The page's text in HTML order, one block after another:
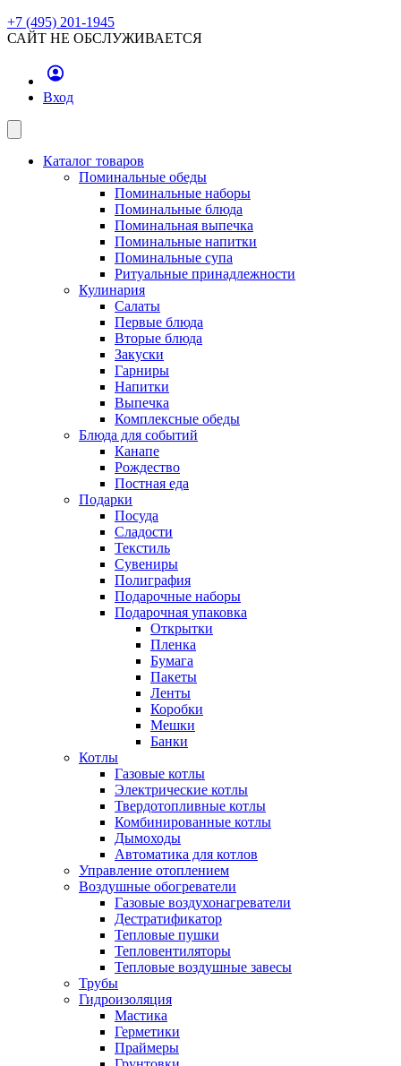
+7 (495) 201-1945
САЙТ НЕ ОБСЛУЖИВАЕТСЯ
Вход
Каталог товаров
Поминальные обеды
Поминальные наборы
Поминальные блюда
Поминальная выпечка
Поминальные напитки
Поминальные супа
Ритуальные принадлежности
Кулинария
Салаты
Первые блюда
Вторые блюда
Закуски
Гарниры
Напитки
Выпечка
Комплексные обеды
Блюда для событий
Канапе
Рождество
Постная еда
Подарки
Посуда
Сладости
Текстиль
Сувениры
Полиграфия
Подарочные наборы
Подарочная упаковка
Открытки
Пленка
Бумага
Пакеты
Ленты
Коробки
Мешки
Банки
Котлы
Газовые котлы
Электрические котлы
Твердотопливные котлы
Комбинированные котлы
Дымоходы
Автоматика для котлов
Управление отоплением
Воздушные обогреватели
Газовые воздухонагреватели
Дестратификатор
Тепловые пушки
Тепловентиляторы
Тепловые воздушные завесы
Трубы
Гидроизоляция
Мастика
Герметики
Праймеры